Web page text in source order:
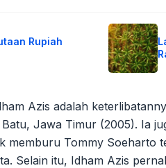
Rupiah
Azis adalah
Jawa Timur (2005). Ia
memburu Tommy Soeharto
Selain itu, Idham Azis